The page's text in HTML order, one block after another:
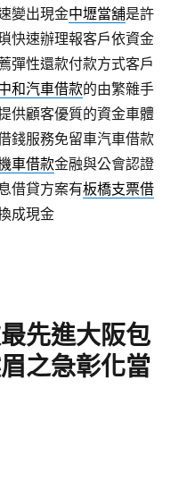
變出現金中壢當舖是許
快速辦理報客戶依資金
彈性還款付款方式客戶
和汽車借款的由繁雜手
供顧客優質的資金車體
錢服務免留車汽車借款
車借款金融與公會認證
借貸方案有板橋支票借
成現金
先進大阪包
之急彰化當